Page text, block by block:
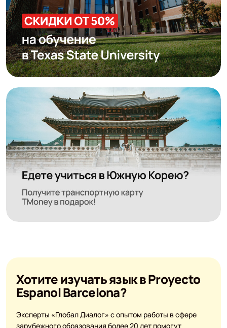
Хотите изучать язык в Proyecto
Espanol Barcelona?
Эксперты «Глобал Диалог» с опытом работы в сфере
зарубежного образования более 20 лет помогут